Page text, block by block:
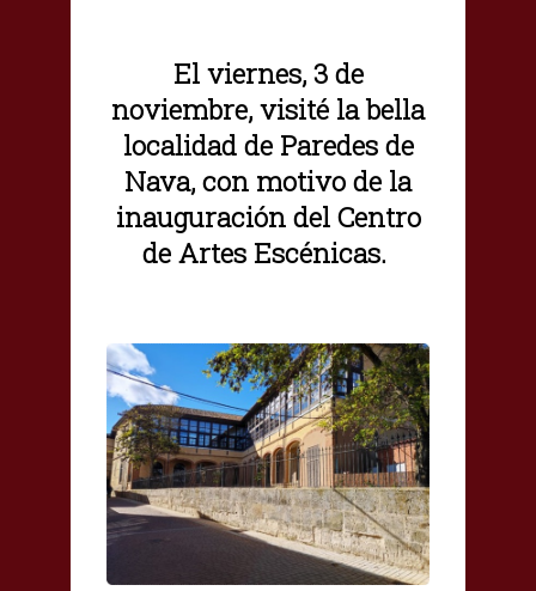
El viernes, 3 de
noviembre, visité la bella
localidad de Paredes de
Nava, con motivo de la
inauguración del Centro
de Artes Escénicas.